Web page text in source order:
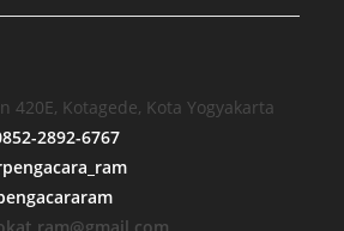
420E, Kotagede, Kota Yogyakarta
2892-6767